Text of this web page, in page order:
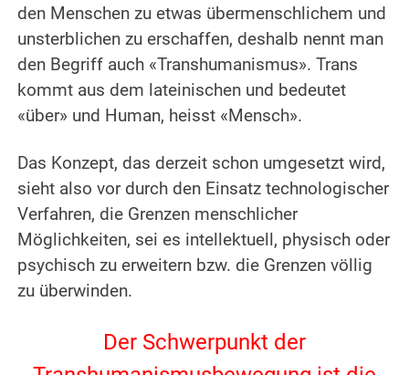
den Menschen zu etwas übermenschlichem und
unsterblichen zu erschaffen, deshalb nennt man
den Begriff auch «Transhumanismus». Trans
kommt aus dem lateinischen und bedeutet
«über» und Human, heisst «Mensch».
Das Konzept, das derzeit schon umgesetzt wird,
sieht also vor durch den Einsatz technologischer
Verfahren, die Grenzen menschlicher
Möglichkeiten, sei es intellektuell, physisch oder
psychisch zu erweitern bzw. die Grenzen völlig
zu überwinden.
Der Schwerpunkt der